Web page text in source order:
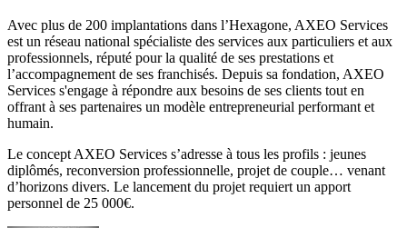
Avec plus de 200 implantations dans l’Hexagone, AXEO Services
est un réseau national spécialiste des services aux particuliers et aux
professionnels, réputé pour la qualité de ses prestations et
l’accompagnement de ses franchisés. Depuis sa fondation, AXEO
Services s'engage à répondre aux besoins de ses clients tout en
offrant à ses partenaires un modèle entrepreneurial performant et
humain.
Le concept AXEO Services s’adresse à tous les profils : jeunes
diplômés, reconversion professionnelle, projet de couple… venant
d’horizons divers. Le lancement du projet requiert un apport
personnel de 25 000€.